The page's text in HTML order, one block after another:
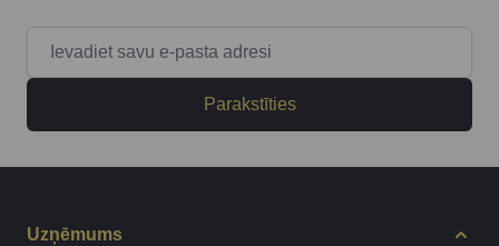
Parakstīties
Uzņēmums